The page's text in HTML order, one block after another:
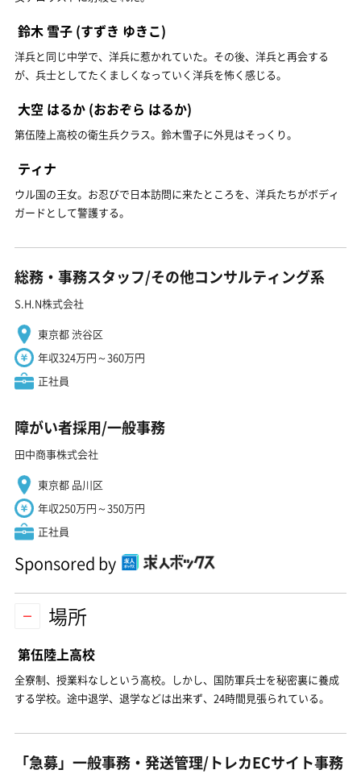
鈴木 雪子 (すずき ゆきこ)
洋兵と同じ中学で、洋兵に惹かれていた。その後、洋兵と再会する
が、兵士としてたくましくなっていく洋兵を怖く感じる。
大空 はるか (おおぞら はるか)
第伍陸上高校の衛生兵クラス。鈴木雪子に外見はそっくり。
ティナ
ウル国の王女。お忍びで日本訪問に来たところを、洋兵たちがボディ
ガードとして警護する。
総務・事務スタッフ/その他コンサルティング系
S.H.N株式会社
東京都 渋谷区
年収324万円～360万円
正社員
障がい者採用/一般事務
田中商事株式会社
東京都 品川区
年収250万円～350万円
正社員
Sponsored by
場所
第伍陸上高校
全寮制、授業料なしという高校。しかし、国防軍兵士を秘密裏に養成
する学校。途中退学、退学などは出来ず、24時間見張られている。
「急募」一般事務・発送管理/トレカECサイト事務